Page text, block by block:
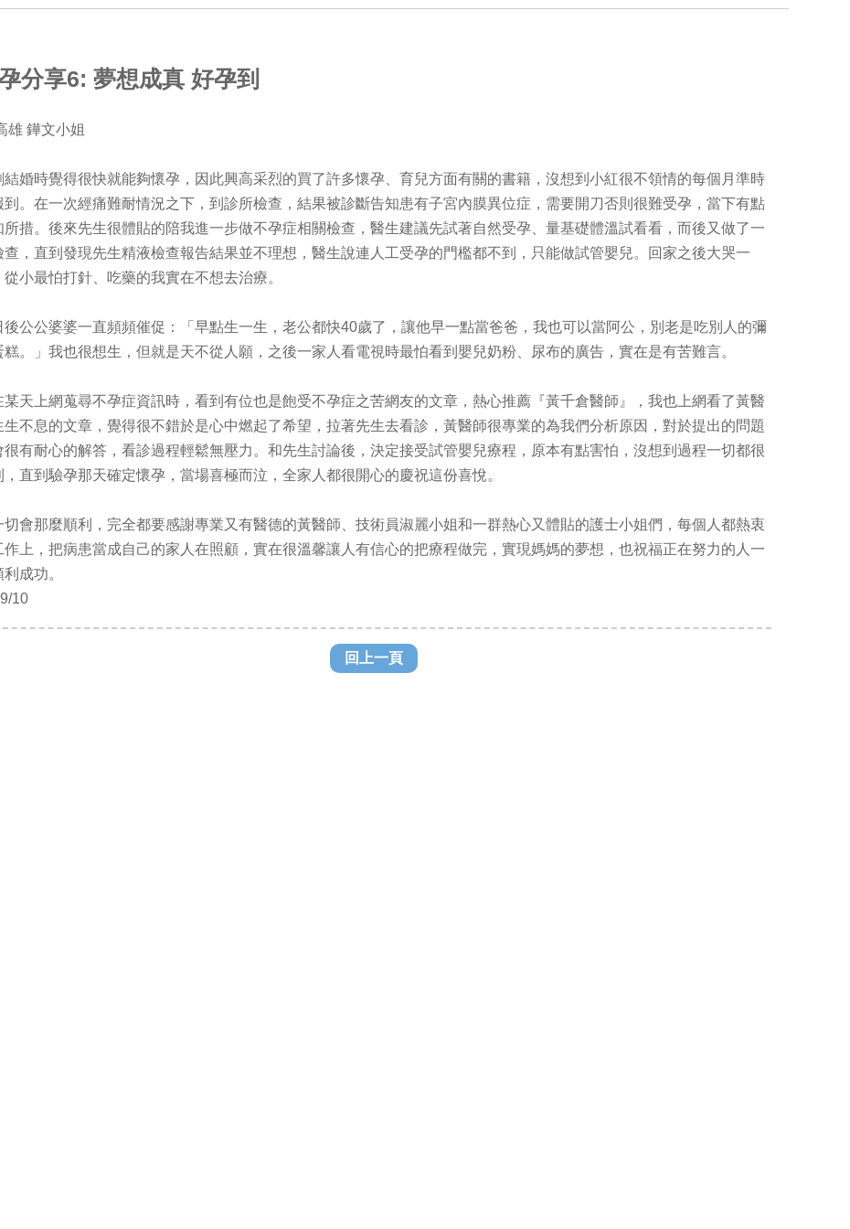
分享6: 夢想成真 好孕到
雄 鏵文小姐
結婚時覺得很快就能夠懷孕，因此興高采烈的買了許多懷孕、育兒方面有關的書籍，沒想到小紅很不領情的每個月準時
到。在一次經痛難耐情況之下，到診所檢查，結果被診斷告知患有子宮內膜異位症，需要開刀否則很難受孕，當下有點
所措。後來先生很體貼的陪我進一步做不孕症相關檢查，醫生建議先試著自然受孕、量基礎體溫試看看，而後又做了一
查，直到發現先生精液檢查報告結果並不理想，醫生說連人工受孕的門檻都不到，只能做試管嬰兒。回家之後大哭一
從小最怕打針、吃藥的我實在不想去治療。
後公公婆婆一直頻頻催促：「早點生一生，老公都快40歲了，讓他早一點當爸爸，我也可以當阿公，別老是吃別人的彌
糕。」我也很想生，但就是天不從人願，之後一家人看電視時最怕看到嬰兒奶粉、尿布的廣告，實在是有苦難言。
某天上網蒐尋不孕症資訊時，看到有位也是飽受不孕症之苦網友的文章，熱心推薦『黃千倉醫師』，我也上網看了黃醫
生不息的文章，覺得很不錯於是心中燃起了希望，拉著先生去看診，黃醫師很專業的為我們分析原因，對於提出的問題
很有耐心的解答，看診過程輕鬆無壓力。和先生討論後，決定接受試管嬰兒療程，原本有點害怕，沒想到過程一切都很
，直到驗孕那天確定懷孕，當場喜極而泣，全家人都很開心的慶祝這份喜悅。
切會那麼順利，完全都要感謝專業又有醫德的黃醫師、技術員淑麗小姐和一群熱心又體貼的護士小姐們，每個人都熱衷
作上，把病患當成自己的家人在照顧，實在很溫馨讓人有信心的把療程做完，實現媽媽的夢想，也祝福正在努力的人一
成功。
10
回上一頁